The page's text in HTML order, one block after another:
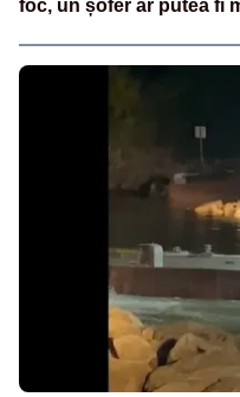
foc, un șofer ar putea fi